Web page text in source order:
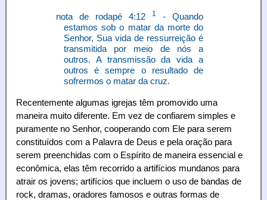
nota de rodapé 4:12 1
- Quando
estamos sob o matar da morte do
Senhor, Sua vida de ressurreição é
transmitida por meio de nós a
outros. A transmissão da vida a
outros é sempre o resultado de
sofrermos o matar da cruz.
Recentemente algumas igrejas têm promovido uma
maneira muito diferente. Em vez de confiarem simples e
puramente no Senhor, cooperando com Ele para serem
constituídos com a Palavra de Deus e pela oração para
serem preenchidas com o Espírito de maneira essencial e
econômica, elas têm recorrido a artifícios mundanos para
atrair os jovens; artifícios que incluem o uso de bandas de
rock, dramas, oradores famosos e outras formas de